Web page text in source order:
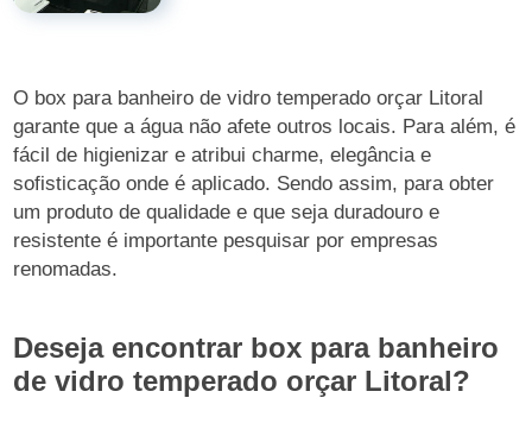
O box para banheiro de vidro temperado orçar Litoral
garante que a água não afete outros locais. Para além, é
fácil de higienizar e atribui charme, elegância e
sofisticação onde é aplicado. Sendo assim, para obter
um produto de qualidade e que seja duradouro e
resistente é importante pesquisar por empresas
renomadas.
Deseja encontrar box para banheiro
de vidro temperado orçar Litoral?